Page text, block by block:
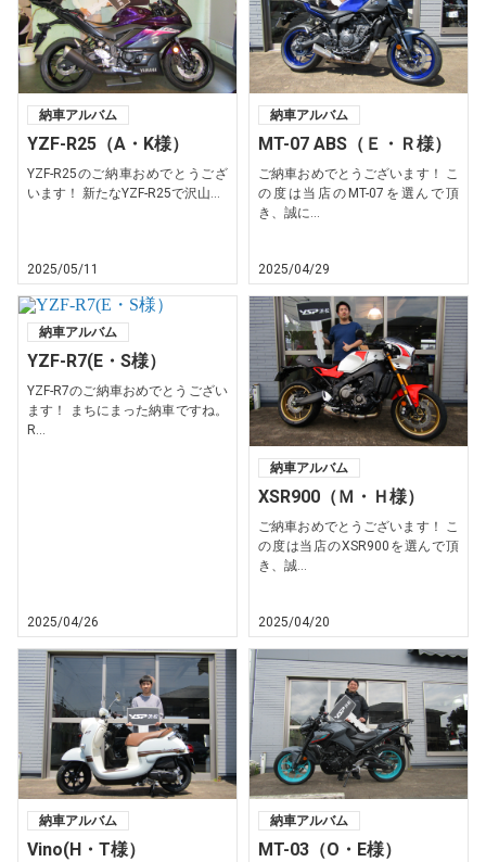
納車アルバム
YZF-R25（A・K様）
YZF-R25のご納車おめでとうござ
います！ 新たなYZF-R25で沢山...
2025/05/11
納車アルバム
MT-07 ABS（Ｅ・Ｒ様）
ご納車おめでとうございます！ こ
の度は当店のMT-07を選んで頂
き、誠に...
2025/04/29
納車アルバム
YZF-R7(E・S様）
YZF-R7のご納車おめでとうござい
ます！ まちにまった納車ですね。
R...
2025/04/26
納車アルバム
XSR900（Ｍ・Ｈ様）
ご納車おめでとうございます！ こ
の度は当店のXSR900を選んで頂
き、誠...
2025/04/20
納車アルバム
Vino(H・T様）
納車アルバム
MT-03（O・E様）